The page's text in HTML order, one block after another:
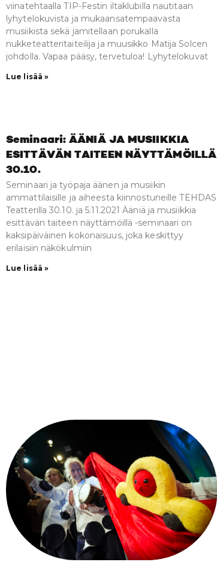
viinatehtaalla TIP-Festin iltaklubilla nautitaan
lyhytelokuvista ja mukaansatempaavasta
musiikista sekä jamitellaan porukalla
nukketeatteritaiteilija ja muusikko Matija Solcen
johdolla. Vapaa pääsy, tervetuloa! Lyhytelokuvat
Lue lisää »
Seminaari: ÄÄNIÄ JA MUSIIKKIA
ESITTÄVÄN TAITEEN NÄYTTÄMÖILLÄ
30.10.
Seminaari ja työpaja äänen ja musiikin
ammattilaisille ja aiheesta kiinnostuneille TEHDAS
Teatterilla 30.10. ja 5.11.2021 Ääniä ja musiikkia
esittävän taiteen näyttämöillä -seminaari on
kaksipäiväinen kokonaisuus, joka keskittyy
erilaisiin näkökulmiin
Lue lisää »